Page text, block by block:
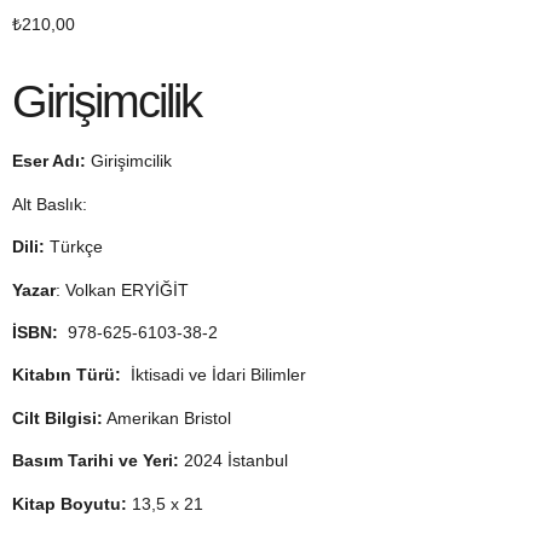
₺210,00
Girişimcilik
Eser Adı: Girişimcilik
Alt Baslık:
Dili: Türkçe
Yazar: Volkan ERYİĞİT
İSBN: 978-625-6103-38-2
Kitabın Türü: İktisadi ve İdari Bilimler
Cilt Bilgisi: Amerikan Bristol
Basım Tarihi ve Yeri: 2024 İstanbul
Kitap Boyutu: 13,5 x 21